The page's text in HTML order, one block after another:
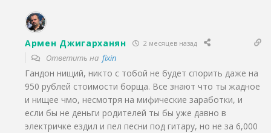
Армен Джигарханян 2 месяцев назад
Ответить на fixin
Гандон нищий, никто с тобой не будет спорить даже на
950 рублей стоимости борща. Все знают что ты жадное
и нищее чмо, несмотря на мифические заработки, и
если бы не деньги родителей ты бы уже давно в
электричке ездил и пел песни под гитару, но не за 6,000